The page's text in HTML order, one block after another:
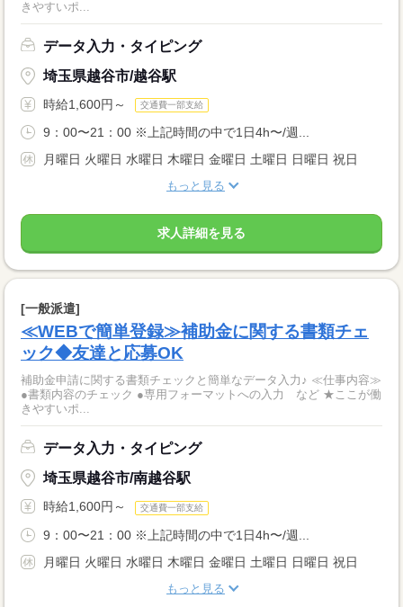
きやすいポ...
データ入力・タイピング
埼玉県越谷市/越谷駅
時給1,600円～ 交通費一部支給
9：00〜21：00 ※上記時間の中で1日4h〜/週...
月曜日 火曜日 水曜日 木曜日 金曜日 土曜日 日曜日 祝日
もっと見る
求人詳細を見る
[一般派遣]
≪WEBで簡単登録≫補助金に関する書類チェ
ック◆友達と応募OK
補助金申請に関する書類チェックと簡単なデータ入力♪ ≪仕事内容≫
●書類内容のチェック ●専用フォーマットへの入力 など ★ここが働
きやすいポ...
データ入力・タイピング
埼玉県越谷市/南越谷駅
時給1,600円～ 交通費一部支給
9：00〜21：00 ※上記時間の中で1日4h〜/週...
月曜日 火曜日 水曜日 木曜日 金曜日 土曜日 日曜日 祝日
もっと見る